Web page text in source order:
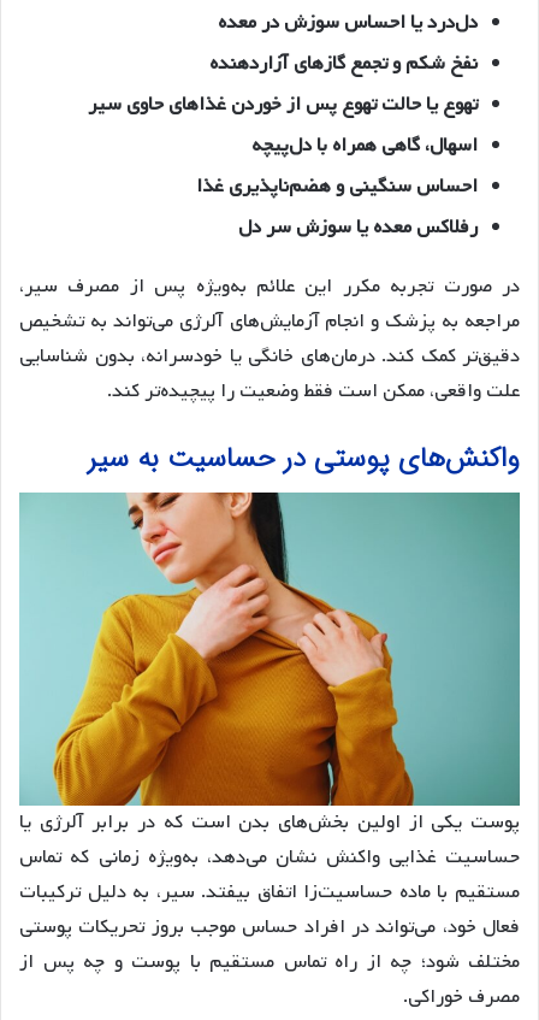
دل‌درد یا احساس سوزش در معده
نفخ شکم و تجمع گازهای آزاردهنده
تهوع یا حالت تهوع پس از خوردن غذاهای حاوی سیر
اسهال، گاهی همراه با دل‌پیچه
احساس سنگینی و هضم‌ناپذیری غذا
رفلاکس معده یا سوزش سر دل
در صورت تجربه مکرر این علائم به‌ویژه پس از مصرف سیر،
مراجعه به پزشک و انجام آزمایش‌های آلرژی می‌تواند به تشخیص
دقیق‌تر کمک کند. درمان‌های خانگی یا خودسرانه، بدون شناسایی
علت واقعی، ممکن است فقط وضعیت را پیچیده‌تر کند.
واکنش‌های پوستی در حساسیت به سیر
پوست یکی از اولین بخش‌های بدن است که در برابر آلرژی یا
حساسیت غذایی واکنش نشان می‌دهد، به‌ویژه زمانی که تماس
مستقیم با ماده حساسیت‌زا اتفاق بیفتد. سیر، به دلیل ترکیبات
فعال خود، می‌تواند در افراد حساس موجب بروز تحریکات پوستی
مختلف شود؛ چه از راه تماس مستقیم با پوست و چه پس از
مصرف خوراکی.